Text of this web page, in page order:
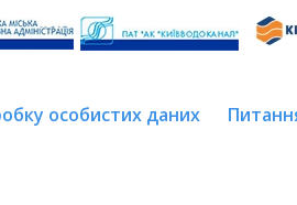
особистих даних